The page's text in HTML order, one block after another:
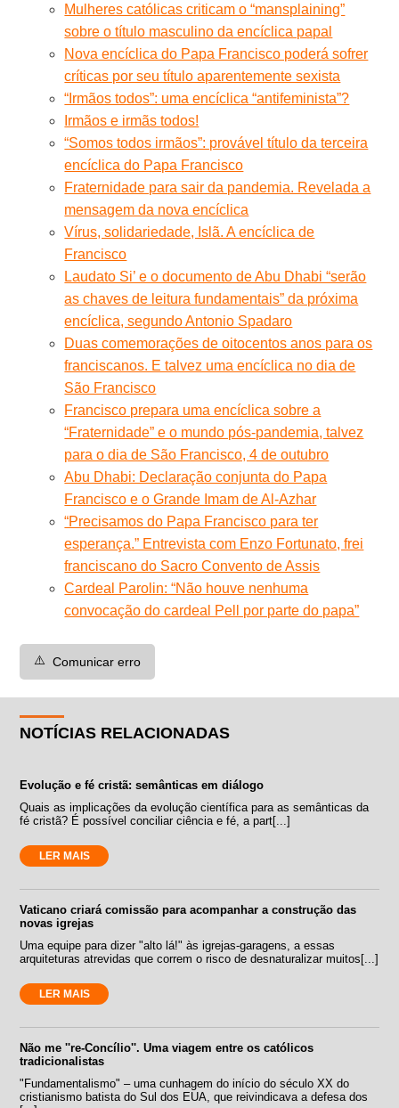
Mulheres católicas criticam o “mansplaining”
sobre o título masculino da encíclica papal
Nova encíclica do Papa Francisco poderá sofrer
críticas por seu título aparentemente sexista
“Irmãos todos”: uma encíclica “antifeminista”?
Irmãos e irmãs todos!
“Somos todos irmãos”: provável título da terceira
encíclica do Papa Francisco
Fraternidade para sair da pandemia. Revelada a
mensagem da nova encíclica
Vírus, solidariedade, Islã. A encíclica de
Francisco
Laudato Si’ e o documento de Abu Dhabi “serão
as chaves de leitura fundamentais” da próxima
encíclica, segundo Antonio Spadaro
Duas comemorações de oitocentos anos para os
franciscanos. E talvez uma encíclica no dia de
São Francisco
Francisco prepara uma encíclica sobre a
“Fraternidade” e o mundo pós-pandemia, talvez
para o dia de São Francisco, 4 de outubro
Abu Dhabi: Declaração conjunta do Papa
Francisco e o Grande Imam de Al-Azhar
“Precisamos do Papa Francisco para ter
esperança.” Entrevista com Enzo Fortunato, frei
franciscano do Sacro Convento de Assis
Cardeal Parolin: “Não houve nenhuma
convocação do cardeal Pell por parte do papa”
⚠️ Comunicar erro
NOTÍCIAS RELACIONADAS
Evolução e fé cristã: semânticas em diálogo
Quais as implicações da evolução científica para as semânticas da
fé cristã? É possível conciliar ciência e fé, a part[...]
LER MAIS
Vaticano criará comissão para acompanhar a construção das
novas igrejas
Uma equipe para dizer "alto lá!" às igrejas-garagens, a essas
arquiteturas atrevidas que correm o risco de desnaturalizar muitos[...]
LER MAIS
Não me ''re-Concílio''. Uma viagem entre os católicos
tradicionalistas
"Fundamentalismo" – uma cunhagem do início do século XX do
cristianismo batista do Sul dos EUA, que reivindicava a defesa dos